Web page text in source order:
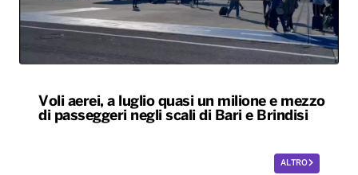
Voli aerei, a luglio quasi un milione e mezzo
di passeggeri negli scali di Bari e Brindisi
ALTRO